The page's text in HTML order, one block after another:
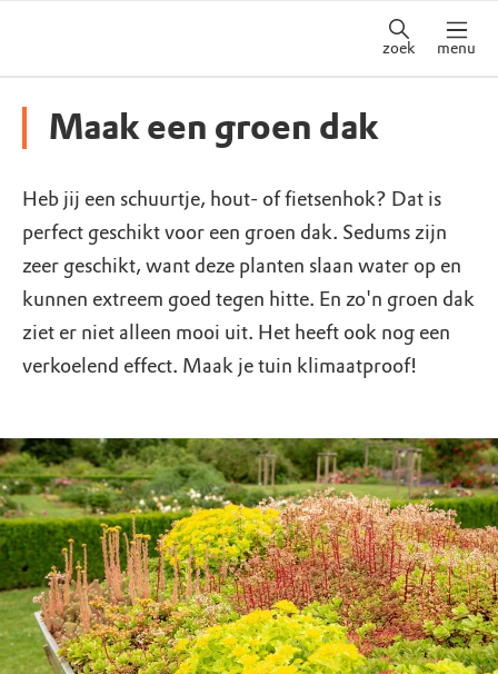
zoek menu
Maak een groen dak
Heb jij een schuurtje, hout- of fietsenhok? Dat is
perfect geschikt voor een groen dak. Sedums zijn
zeer geschikt, want deze planten slaan water op en
kunnen extreem goed tegen hitte. En zo'n groen dak
ziet er niet alleen mooi uit. Het heeft ook nog een
verkoelend effect. Maak je tuin klimaatproof!